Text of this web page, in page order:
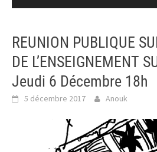
REUNION PUBLIQUE
DE L’ENSEIGNEMENT
Jeudi 6 Décembre 18h
5 décembre 2017 Anouk